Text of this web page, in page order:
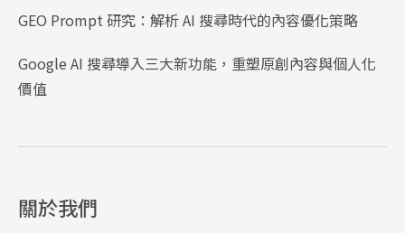
GEO Prompt 研究：解析 AI 搜尋時代的內容優化策略
Google AI 搜尋導入三大新功能，重塑原創內容與個人化
價值
關於我們